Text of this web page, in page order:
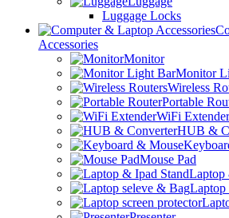
Luggage Locks
Accessories
Monitor
Monitor
Wireless
Portable
WiFi Extender
HUB &
Mouse Pad
Laptop
Laptop